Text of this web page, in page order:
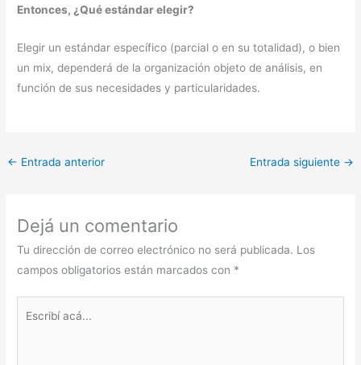
Entonces, ¿Qué estándar elegir?
Elegir un estándar específico (parcial o en su totalidad), o bien
un mix, dependerá de la organización objeto de análisis, en
función de sus necesidades y particularidades.
← Entrada anterior Entrada siguiente →
Dejá un comentario
Tu dirección de correo electrónico no será publicada. Los
campos obligatorios están marcados con *